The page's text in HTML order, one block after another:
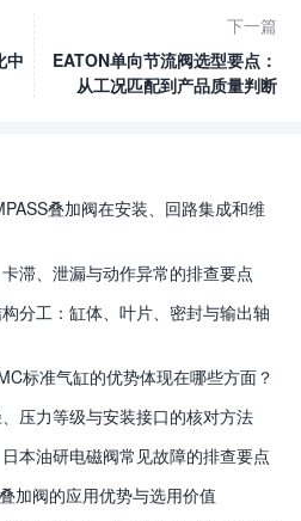
中
下一篇
EATON单向节流阀选型要点：
从工况匹配到产品质量判断
叠加阀在安装、回路集成和维
滞、泄漏与动作异常的排查要点
分工：缸体、叶片、密封与输出轴
标准气缸的优势体现在哪些方面？
压力等级与安装接口的核对方法
本油研电磁阀常见故障的排查要点
加阀的应用优势与选用价值